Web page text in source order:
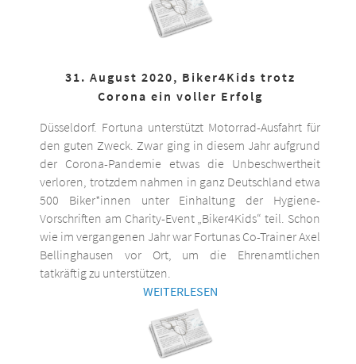
31. August 2020, Biker4Kids trotz
Corona ein voller Erfolg
Düsseldorf. Fortuna unterstützt Motorrad-Ausfahrt für
den guten Zweck. Zwar ging in diesem Jahr aufgrund
der Corona-Pandemie etwas die Unbeschwertheit
verloren, trotzdem nahmen in ganz Deutschland etwa
500 Biker*innen unter Einhaltung der Hygiene-
Vorschriften am Charity-Event „Biker4Kids“ teil. Schon
wie im vergangenen Jahr war Fortunas Co-Trainer Axel
Bellinghausen vor Ort, um die Ehrenamtlichen
tatkräftig zu unterstützen.
WEITERLESEN